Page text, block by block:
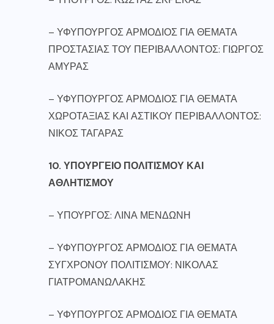
– ΥΦΥΠΟΥΡΓΟΣ ΑΡΜΟΔΙΟΣ ΓΙΑ ΘΕΜΑΤΑ
ΠΡΟΣΤΑΣΙΑΣ ΤΟΥ ΠΕΡΙΒΑΛΛΟΝΤΟΣ: ΓΙΩΡΓΟΣ
ΑΜΥΡΑΣ
– ΥΦΥΠΟΥΡΓΟΣ ΑΡΜΟΔΙΟΣ ΓΙΑ ΘΕΜΑΤΑ
ΧΩΡΟΤΑΞΙΑΣ ΚΑΙ ΑΣΤΙΚΟΥ ΠΕΡΙΒΑΛΛΟΝΤΟΣ:
ΝΙΚΟΣ ΤΑΓΑΡΑΣ
10. ΥΠΟΥΡΓΕΙΟ ΠΟΛΙΤΙΣΜΟΥ ΚΑΙ
ΑΘΛΗΤΙΣΜΟΥ
– ΥΠΟΥΡΓΟΣ: ΛΙΝΑ ΜΕΝΔΩΝΗ
– ΥΦΥΠΟΥΡΓΟΣ ΑΡΜΟΔΙΟΣ ΓΙΑ ΘΕΜΑΤΑ
ΣΥΓΧΡΟΝΟΥ ΠΟΛΙΤΙΣΜΟΥ: ΝΙΚΟΛΑΣ
ΓΙΑΤΡΟΜΑΝΩΛΑΚΗΣ
– ΥΦΥΠΟΥΡΓΟΣ ΑΡΜΟΔΙΟΣ ΓΙΑ ΘΕΜΑΤΑ